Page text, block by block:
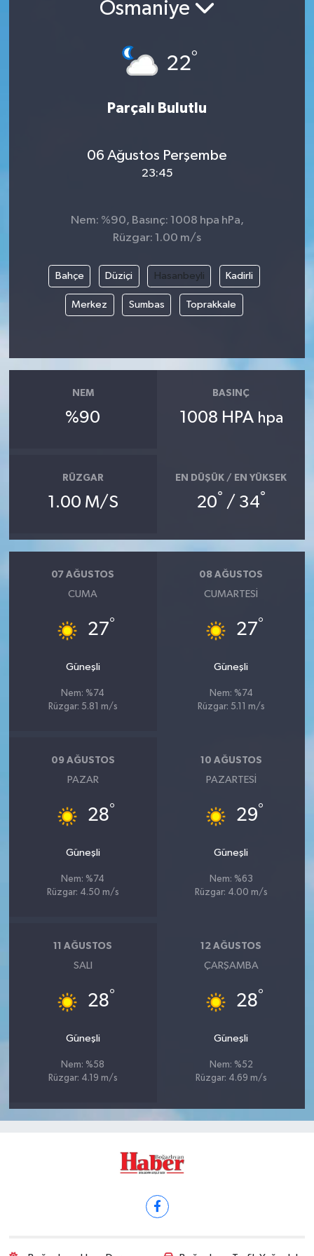
Osmaniye
22°
Parçalı Bulutlu
06 Ağustos Perşembe
23:45
Nem: %90, Basınç: 1008 hpa hPa,
Rüzgar: 1.00 m/s
Bahçe Düziçi Hasanbeyli Kadirli
Merkez Sumbas Toprakkale
NEM
%90
BASINÇ
1008 HPA hpa
RÜZGAR
1.00 M/S
EN DÜŞÜK / EN YÜKSEK
20° / 34°
07 AĞUSTOS
CUMA
27°
Güneşli
Nem: %74
Rüzgar: 5.81 m/s
08 AĞUSTOS
CUMARTESI
27°
Güneşli
Nem: %74
Rüzgar: 5.11 m/s
09 AĞUSTOS
PAZAR
28°
Güneşli
Nem: %74
Rüzgar: 4.50 m/s
10 AĞUSTOS
PAZARTESI
29°
Güneşli
Nem: %63
Rüzgar: 4.00 m/s
11 AĞUSTOS
SALI
28°
Güneşli
Nem: %58
Rüzgar: 4.19 m/s
12 AĞUSTOS
ÇARŞAMBA
28°
Güneşli
Nem: %52
Rüzgar: 4.69 m/s